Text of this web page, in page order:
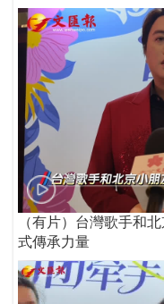
（有片）台灣歌手和
式傳承力量